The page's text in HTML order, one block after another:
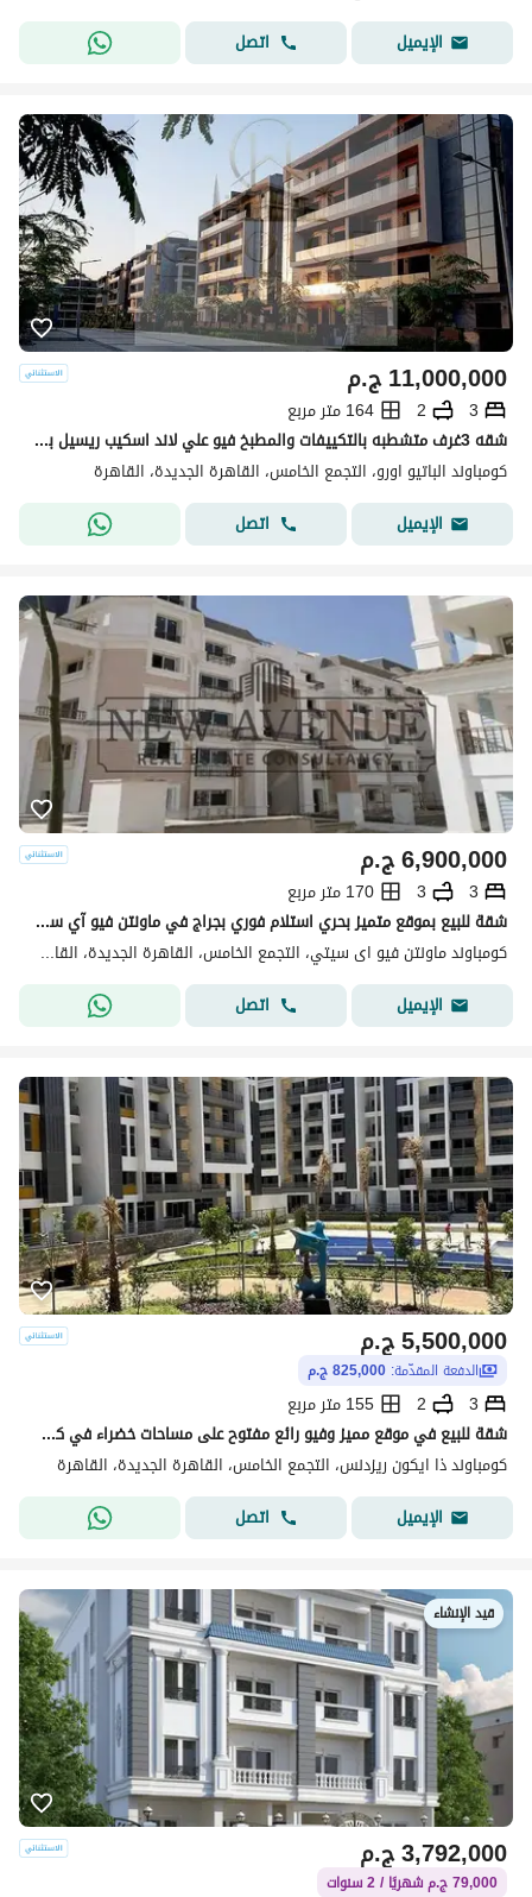
الإيميل
اتصل
ج.م11,000,000
3
2
164 متر مربع
شقه 3غرف متشطبه بالتكييفات والمطبخ فيو علي لاند اسكيب ريسيل بسعر اقل من الشركه في كمبوند الباتيو اورو التجمع الخامس
كومباوند الباتيو اورو، التجمع الخامس، القاهرة الجديدة، القاهرة
الإيميل
اتصل
ج.م6,900,000
3
3
170 متر مربع
شقة للبيع بموقع متميز بحري استلام فوري بجراج في ماونتن فيو آي سيتي القاهرة الجديدة Mountain View ICity New Cairo
كومباوند ماونتن فيو اى سيتي، التجمع الخامس، القاهرة الجديدة، القاهرة
الإيميل
اتصل
ج.م5,500,000
الدفعة المقدّمة: 825,000 ج.م
3
2
155 متر مربع
شقة للبيع في موقع مميز وفيو رائع مفتوح على مساحات خضراء في كمبوند ايكون بالقاهرة الجديدة
كومباوند ذا ايكون ريزدنس، التجمع الخامس، القاهرة الجديدة، القاهرة
الإيميل
اتصل
قيد الإنشاء
ج.م3,792,000
79,000 ج.م شهريًا / 2 سنوات